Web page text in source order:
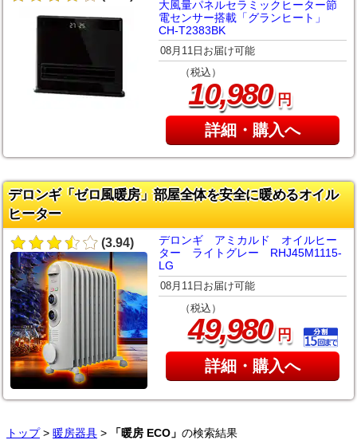
大風量パネルセラミックヒーター節
電センサー搭載「グランヒート」
CH-T2383BK
08月11日お届け可能
（税込）
10,980円
詳細・購入へ
デロンギ「ゼロ風暖房」部屋全体を安全に暖めるオイル
ヒーター
(3.94)
デロンギ アミカルド オイルヒー
ター ライトグレー RHJ45M1115-
LG
08月11日お届け可能
（税込）
49,980円
詳細・購入へ
トップ> 暖房器具 > 「暖房 ECO」 の検索結果